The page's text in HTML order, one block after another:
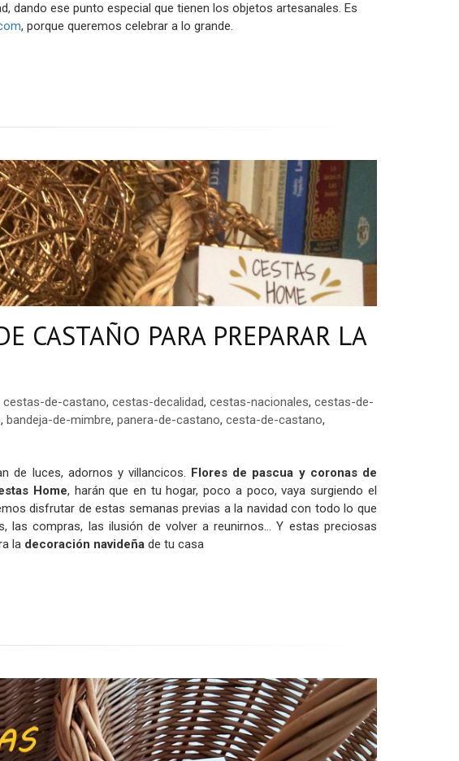
dando ese punto especial que tienen los objetos artesanales. Es
, porque queremos celebrar a lo grande.
CASTAÑO PARA PREPARAR LA
cestas-de-castano, cestas-decalidad, cestas-nacionales, cestas-de-
, bandeja-de-mimbre, panera-de-castano, cesta-de-castano,
de luces, adornos y villancicos. Flores de pascua y coronas de
Home, harán que en tu hogar, poco a poco, vaya surgiendo el
disfrutar de estas semanas previas a la navidad con todo lo que
las compras, las ilusión de volver a reunirnos... Y estas preciosas
la decoración navideñade tu casa